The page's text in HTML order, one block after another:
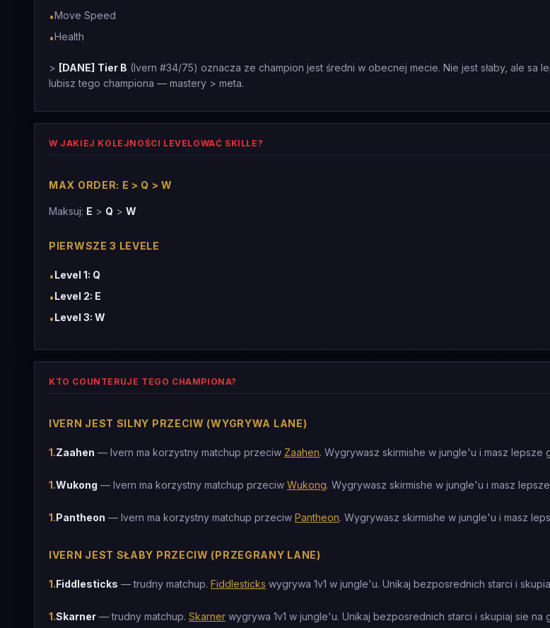
•Move Speed
•Health
> [DANE] Tier B (Ivern #34/75) oznacza ze champion jest średni w obecnej mecie. Nie jest słaby, ale sa
lubisz tego championa — mastery > meta.
W JAKIEJ KOLEJNOŚCI LEVELOWAĆ SKILLE?
MAX ORDER: E > Q > W
Maksuj: E > Q > W
PIERWSZE 3 LEVELE
•Level 1: Q
•Level 2: E
•Level 3: W
KTO COUNTERUJE TEGO CHAMPIONA?
IVERN JEST SILNY PRZECIW (WYGRYWA LANE)
1.Zaahen — Ivern ma korzystny matchup przeciw Zaahen. Wygrywasz skirmishe w jungle'u i masz lepsze
1.Wukong — Ivern ma korzystny matchup przeciw Wukong. Wygrywasz skirmishe w jungle'u i masz
1.Pantheon — Ivern ma korzystny matchup przeciw Pantheon. Wygrywasz skirmishe w jungle'u i masz
IVERN JEST SŁABY PRZECIW (PRZEGRANY LANE)
1.Fiddlesticks — trudny matchup. Fiddlesticks wygrywa 1v1 w jungle'u. Unikaj bezposrednich starci i
1.Skarner — trudny matchup. Skarner wygrywa 1v1 w jungle'u. Unikaj bezposrednich starci i skupiaj sie na